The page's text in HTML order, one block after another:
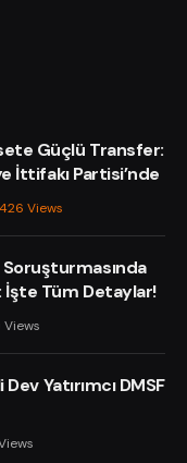
Güçlü Transfer:
İttifakı Partisi’nde
Views
İşte Tüm Detaylar!
Views
Dev Yatırımcı DMSF